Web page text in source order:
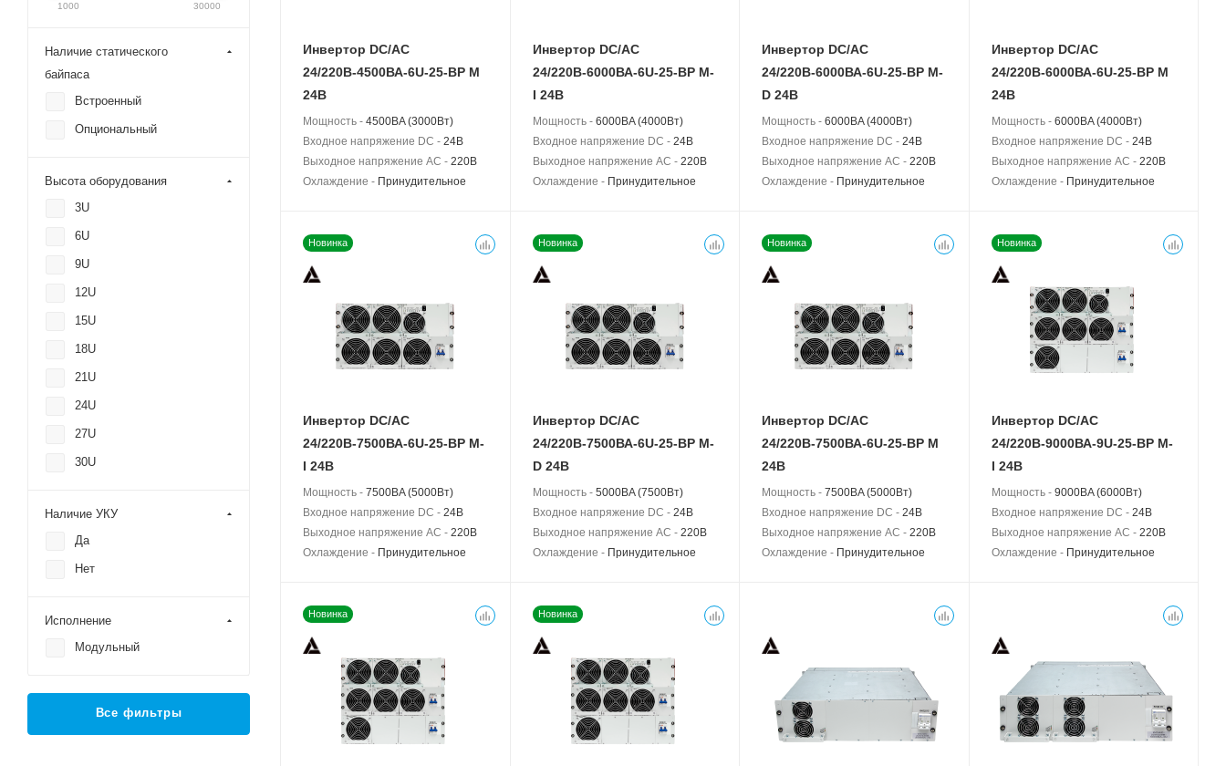
Инвертор DC/AC
24/220В-4500ВА-6U-25-BP M
24В
Мощность - 4500BA (3000Вт)
Входное напряжение DC - 24В
Выходное напряжение AC - 220В
Охлаждение - Принудительное
Инвертор DC/AC
24/220В-6000ВА-6U-25-BP M-
I 24В
Мощность - 6000BA (4000Вт)
Входное напряжение DC - 24В
Выходное напряжение AC - 220В
Охлаждение - Принудительное
Инвертор DC/AC
24/220В-6000ВА-6U-25-BP M-
D 24В
Мощность - 6000BA (4000Вт)
Входное напряжение DC - 24В
Выходное напряжение AC - 220В
Охлаждение - Принудительное
Инвертор DC/AC
24/220В-6000ВА-6U-25-BP M
24В
Мощность - 6000BA (4000Вт)
Входное напряжение DC - 24В
Выходное напряжение AC - 220В
Охлаждение - Принудительное
Новинка
Инвертор DC/AC
24/220В-7500ВА-6U-25-BP M-
I 24В
Мощность - 7500BA (5000Вт)
Входное напряжение DC - 24В
Выходное напряжение AC - 220В
Охлаждение - Принудительное
Новинка
Инвертор DC/AC
24/220В-7500ВА-6U-25-BP M-
D 24В
Мощность - 5000BA (7500Вт)
Входное напряжение DC - 24В
Выходное напряжение AC - 220В
Охлаждение - Принудительное
Новинка
Инвертор DC/AC
24/220В-7500ВА-6U-25-BP M
24В
Мощность - 7500BA (5000Вт)
Входное напряжение DC - 24В
Выходное напряжение AC - 220В
Охлаждение - Принудительное
Новинка
Инвертор DC/AC
24/220В-9000ВА-9U-25-BP M-
I 24В
Мощность - 9000BA (6000Вт)
Входное напряжение DC - 24В
Выходное напряжение AC - 220В
Охлаждение - Принудительное
Новинка Новинка
1000 30000
Наличие статического
байпаса
Встроенный
Опциональный
Высота оборудования
3U
6U
9U
12U
15U
18U
21U
24U
27U
30U
Наличие УКУ
Да
Нет
Исполнение
Модульный
Все фильтры